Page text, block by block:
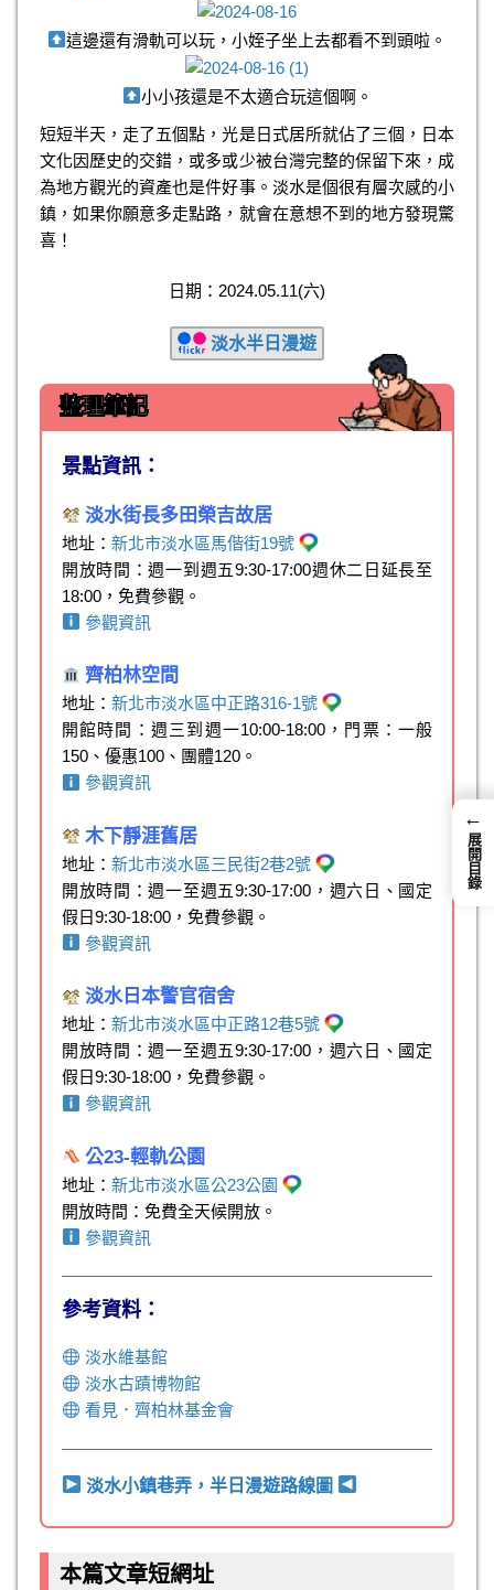
這邊還有滑軌可以玩，小姪子坐上去都看不到頭啦。
小小孩還是不太適合玩這個啊。
短短半天，走了五個點，光是日式居所就佔了三個，日本
文化因歷史的交錯，或多或少被台灣完整的保留下來，成
為地方觀光的資產也是件好事。淡水是個很有層次感的小
鎮，如果你願意多走點路，就會在意想不到的地方發現驚
喜！
日期：2024.05.11(六)
淡水半日漫遊
整理筆記
景點資訊：
淡水街長多田榮吉故居
地址： 新北市淡水區馬偕街19號
開放時間：週一到週五9:30-17:00週休二日延長至
18:00，免費參觀。
參觀資訊
齊柏林空間
地址： 新北市淡水區中正路316-1號
開館時間：週三到週一10:00-18:00，門票：一般
150、優惠100、團體120。
參觀資訊
木下靜涯舊居
地址： 新北市淡水區三民街2巷2號
開放時間：週一至週五9:30-17:00，週六日、國定
假日9:30-18:00，免費參觀。
參觀資訊
淡水日本警官宿舍
地址： 新北市淡水區中正路12巷5號
開放時間：週一至週五9:30-17:00，週六日、國定
假日9:30-18:00，免費參觀。
參觀資訊
公23-輕軌公園
地址： 新北市淡水區公23公園
開放時間：免費全天候開放。
參觀資訊
參考資料：
淡水維基館
淡水古蹟博物館
看見．齊柏林基金會
淡水小鎮巷弄，半日漫遊路線圖
本篇文章短網址
←
展開目錄